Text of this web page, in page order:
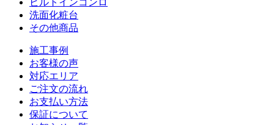
ビルトインコンロ
洗面化粧台
その他商品
施工事例
お客様の声
対応エリア
ご注文の流れ
お支払い方法
保証について